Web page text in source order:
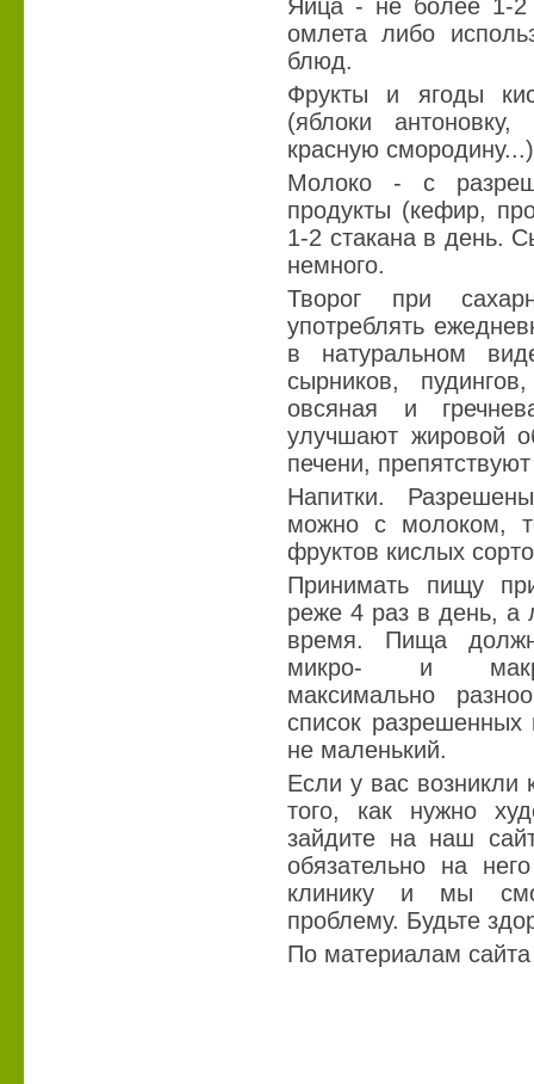
Яйца - не более 1-2
омлета либо
блюд.
Фрукты и ягоды
(яблоки
красную
Молоко - с
продукты (кефир,
1-2 стакана в день.
немного.
Творог при
употреблять
в натуральном
сырников,
овсяная и
улучшают жировой
печени,
Напитки.
можно с молоком,
фруктов кислых
Принимать пищу
реже 4 раз в день, а
время. Пища
микро- и
максимально
список разрешенных
не маленький.
Если у вас возникли
того, как нужно
зайдите на наш
обязательно на
клинику и мы
проблему. Будьте
По материалам